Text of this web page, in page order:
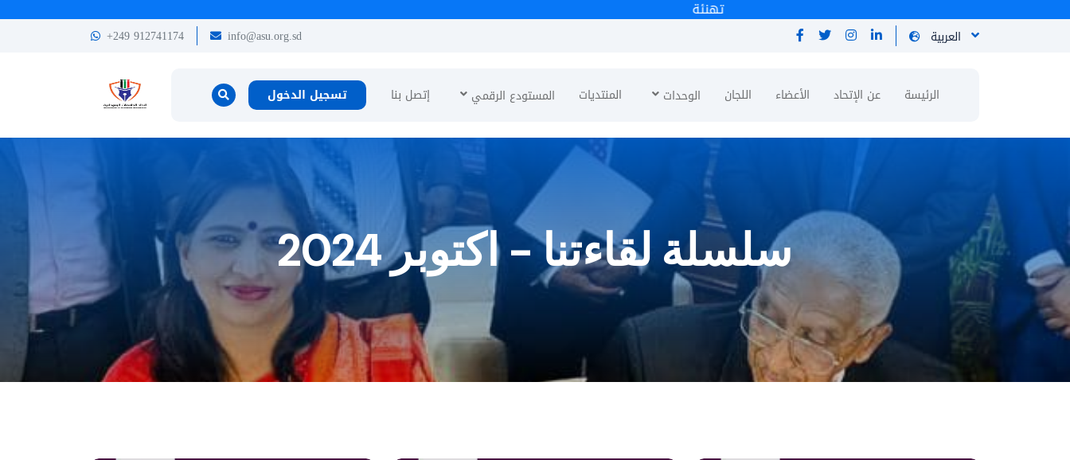
+249 912741174 info@asu.org.sd
الرئيسة عن الإتحاد الأعضاء اللجان الوحدات المنتديات المستودع الرقمي إتصل بنا تسجيل الدخول
سلسلة لقاءتنا - اكتوبر 2024